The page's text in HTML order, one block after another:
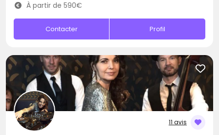
À partir de 590€
Contacter Profil
11 avis